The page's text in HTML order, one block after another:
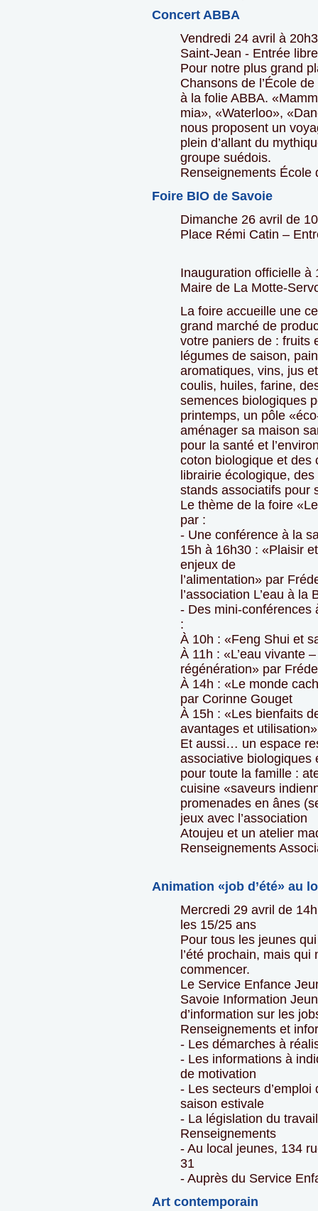
Concert ABBA
Vendredi 24 avril à
Saint-Jean - Entrée libre
Pour notre plus grand
Chansons de l’École
à la folie ABBA.
mia», «Waterloo»,
nous proposent un
plein d’allant du
groupe suédois.
Renseignements École
Foire BIO de Savoie
Dimanche 26 avril de
Place Rémi Catin –
Inauguration officielle à
Maire de La Motte-
La foire accueille une
grand marché de
votre paniers de : fruits
légumes de saison,
aromatiques, vins, jus
coulis, huiles, farine,
semences biologiques
printemps, un pôle
aménager sa maison
pour la santé et
coton biologique et des
librairie écologique, des
stands associatifs pour
Le thème de la foire
par :
- Une conférence à la
15h à 16h30 : «Plaisir
enjeux de
l’alimentation» par
l’association L’eau à la
- Des mini-conférences
:
À 10h : «Feng Shui et
À 11h : «L’eau vivante
régénération» par
À 14h : «Le monde
par Corinne Gouget
À 15h : «Les bienfaits
avantages et
Et aussi… un espace
associative biologiques
pour toute la famille :
cuisine «saveurs
promenades en ânes
jeux avec l’association
Atoujeu et un atelier
Renseignements
Animation «job d’été» au
Mercredi 29 avril de
les 15/25 ans
Pour tous les jeunes
l’été prochain, mais
commencer.
Le Service Enfance
Savoie Information
d’information sur les
Renseignements et
- Les démarches à
- Les informations à
de motivation
- Les secteurs
saison estivale
- La législation du
Renseignements
- Au local jeunes, 134
31
- Auprès du Service
Art contemporain